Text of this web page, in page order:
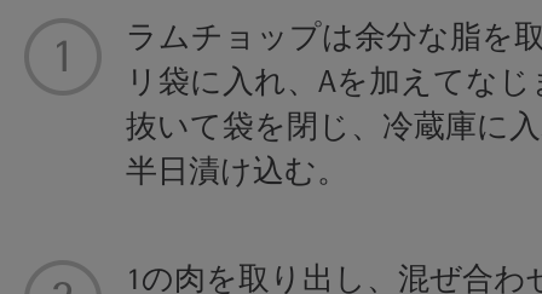
ラムチョップは余分な脂を
リ袋に入れ、Aを加えてな
抜いて袋を閉じ、冷蔵庫に
半日漬け込む。
1の肉を取り出し、混ぜ合わ